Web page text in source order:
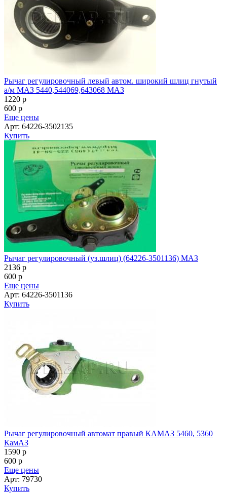
Рычаг регулировочный левый автом. широкий шлиц гнутый
а/м МАЗ 5440,544069,643068 МАЗ
1220 p
600 p
Еще цены
Арт: 64226-3502135
Купить
Рычаг регулировочный (уз.шлиц) (64226-3501136) МАЗ
2136 p
600 p
Еще цены
Арт: 64226-3501136
Купить
Рычаг регулировочный автомат правый КАМАЗ 5460, 5360
КамАЗ
1590 p
600 p
Еще цены
Арт: 79730
Купить